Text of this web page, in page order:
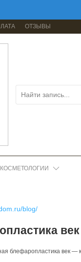
ОТЗЫВЫ
blog/
блефаропластика век —